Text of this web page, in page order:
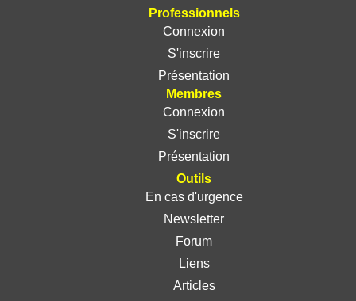
Professionnels
Connexion
S'inscrire
Présentation
Membres
Connexion
S'inscrire
Présentation
Outils
En cas d'urgence
Newsletter
Forum
Liens
Articles